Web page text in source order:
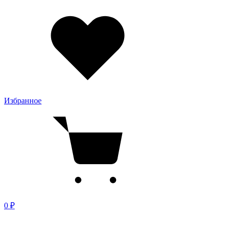
Избранное
0 ₽